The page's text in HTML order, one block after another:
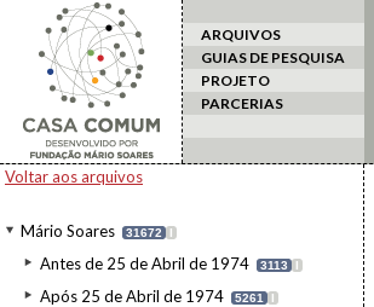
ARQUIVOS
GUIAS DE PESQUISA
PROJETO
PARCERIAS
Voltar aos arquivos
Mário Soares 31672 I
Antes de 25 de Abril de 1974 3113 I
Após 25 de Abril de 1974 5261 I